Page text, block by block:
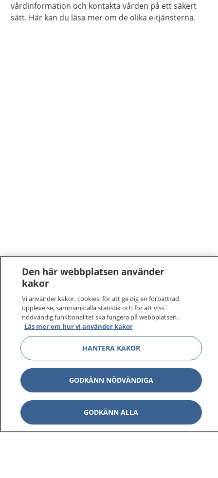
vårdinformation och kontakta vården på ett säkert
sätt. Här kan du läsa mer om de olika e-tjänsterna.
1177–tryggt om din hälsa och vård
På 1177.se får du råd om hälsa och information om
sjukdomar och vilka mottagningar du kan kontakta.
Logga in för att läsa din journal och göra dina
vårdärenden. Ring telefonnummer 1177 för
sjukvårdsrådgivning dygnet runt.
1177 ger dig råd när du vill må bättre.
Den här webbplatsen använder
kakor
Vi använder kakor, cookies, för att ge dig en förbättrad
upplevelse, sammanställa statistik och för att viss
nödvändig funktionalitet ska fungera på webbplatsen.
Läs mer om hur vi använder kakor
HANTERA KAKOR
GODKÄNN NÖDVÄNDIGA
GODKÄNN ALLA